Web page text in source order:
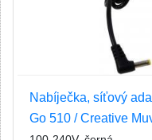
Nabíječka, síťový
Go 510 / Creative